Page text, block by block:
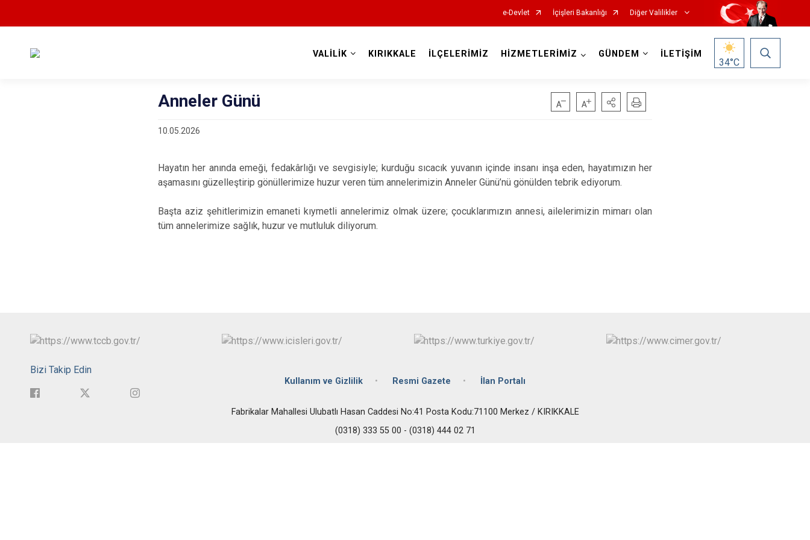
e-Devlet İçişleri Bakanlığı Diğer Valilikler
VALİLİK KIRIKKALE İLÇELERİMİZ HİZMETLERİMİZ GÜNDEM İLETİŞİM
34°C
Anneler Günü
10.05.2026
Hayatın her anında emeği, fedakârlığı ve sevgisiyle; kurduğu sıcacık yuvanın içinde insanı inşa eden, hayatımızın her
aşamasını güzelleştirip gönüllerimize huzur veren tüm annelerimizin Anneler Günü’nü gönülden tebrik ediyorum.
Başta aziz şehitlerimizin emaneti kıymetli annelerimiz olmak üzere; çocuklarımızın annesi, ailelerimizin mimarı olan
tüm annelerimize sağlık, huzur ve mutluluk diliyorum.
Bizi Takip Edin
Kullanım ve Gizlilik Resmi Gazete İlan Portalı
Fabrikalar Mahallesi Ulubatlı Hasan Caddesi No:41 Posta Kodu:71100 Merkez / KIRIKKALE
(0318) 333 55 00 - (0318) 444 02 71